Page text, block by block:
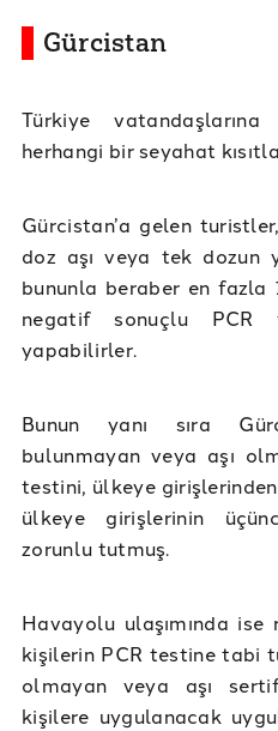
Gürcistan
Türkiye
herhangi bir seyahat
Gürcistan’a gelen
doz aşı veya tek dozun
bununla beraber en fazla
negatif sonuçlu
yapabilirler.
Bunun yanı sıra
bulunmayan veya aşı
testini, ülkeye
ülkeye girişlerinin
zorunlu tutmuş.
Havayolu ulaşımında
kişilerin PCR testine tabi
olmayan veya aşı
kişilere uygulanacak